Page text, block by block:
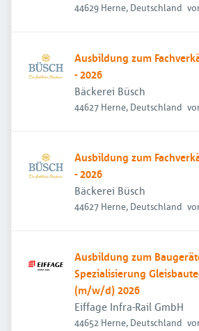
44629 Herne, Deutschland
Ausbildung zum
- 2026
Bäckerei Büsch
44627 Herne, Deutschland
Ausbildung zum
- 2026
Bäckerei Büsch
44627 Herne, Deutschland
Ausbildung zum
Spezialisierung
(m/w/d) 2026
Eiffage Infra-Rail GmbH
44652 Herne, Deutschland